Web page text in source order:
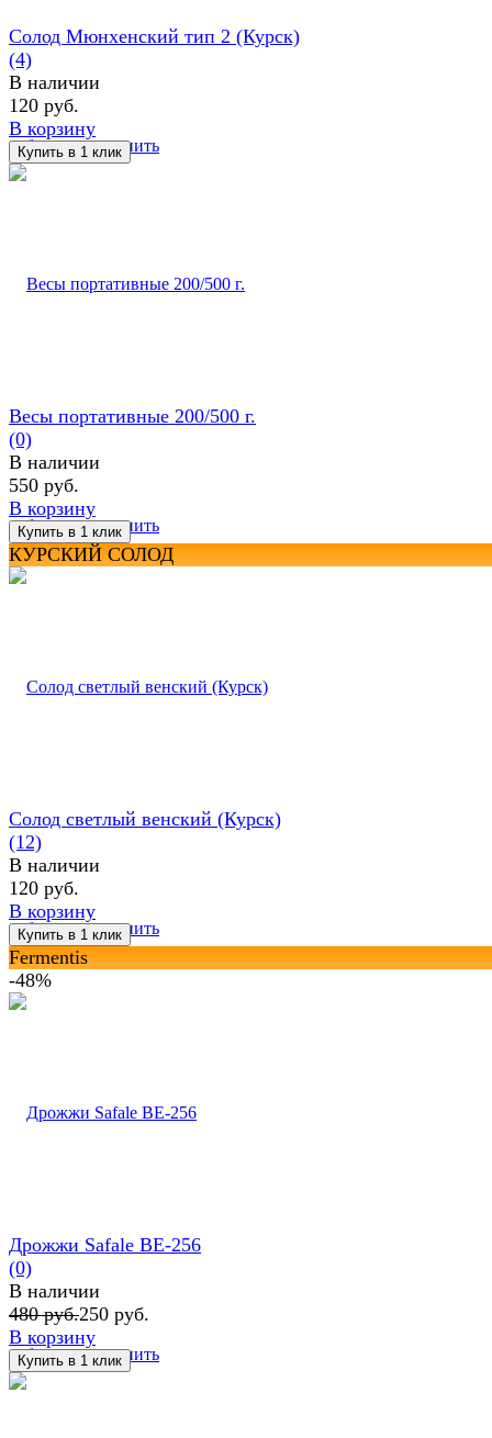
избранное сравнить
Солод Мюнхенский тип 2 (Курск)
(4)
В наличии
120 руб.
В корзину
избранное сравнить
Весы портативные 200/500 г.
(0)
В наличии
550 руб.
В корзину
КУРСКИЙ СОЛОД
избранное сравнить
Солод светлый венский (Курск)
(12)
В наличии
120 руб.
В корзину
Fermentis
-48%
избранное сравнить
Дрожжи Safale BE-256
(0)
В наличии
480 руб.250 руб.
В корзину